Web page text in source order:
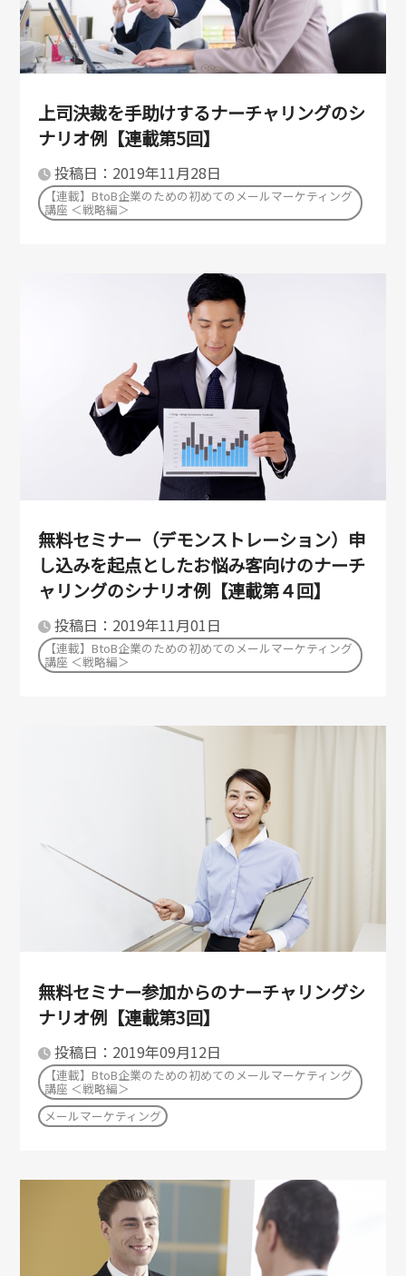
上司決裁を手助けするナーチャリングのシ
ナリオ例【連載第5回】
投稿日：2019年11月28日
【連載】BtoB企業のための初めてのメールマーケティング
講座 ＜戦略編＞
無料セミナー（デモンストレーション）申
し込みを起点としたお悩み客向けのナーチ
ャリングのシナリオ例【連載第４回】
投稿日：2019年11月01日
【連載】BtoB企業のための初めてのメールマーケティング
講座 ＜戦略編＞
無料セミナー参加からのナーチャリングシ
ナリオ例【連載第3回】
投稿日：2019年09月12日
【連載】BtoB企業のための初めてのメールマーケティング
講座 ＜戦略編＞
メールマーケティング